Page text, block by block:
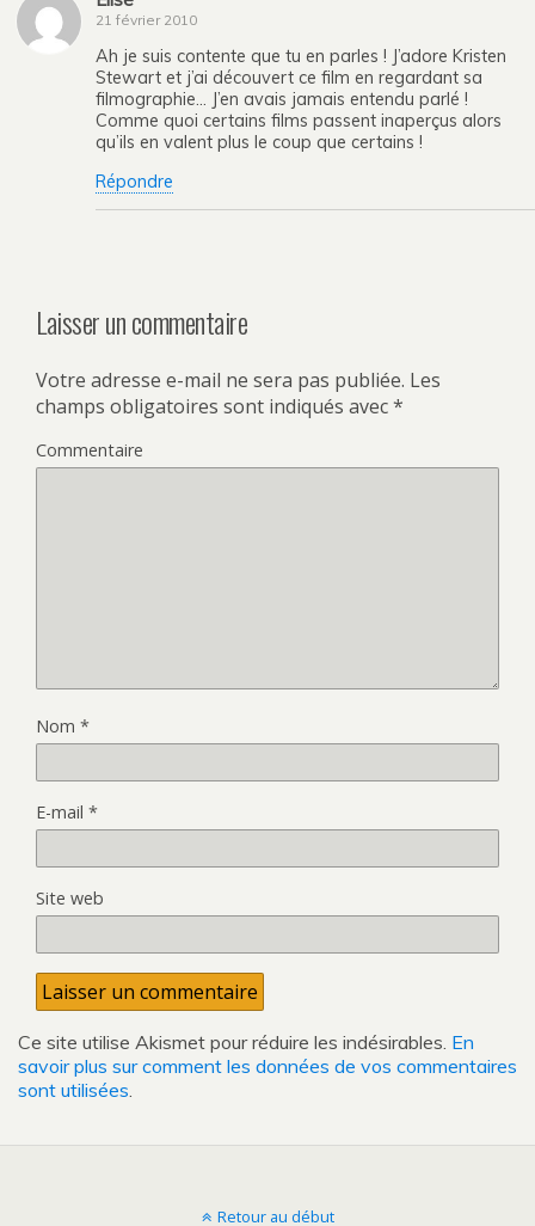
21 février 2010
Ah je suis contente que tu en parles ! J’adore Kristen
Stewart et j’ai découvert ce film en regardant sa
filmographie… J’en avais jamais entendu parlé !
Comme quoi certains films passent inaperçus alors
qu’ils en valent plus le coup que certains !
Répondre
Laisser un commentaire
Votre adresse e-mail ne sera pas publiée. Les
champs obligatoires sont indiqués avec*
Commentaire
Nom *
E-mail *
Site web
Ce site utilise Akismet pour réduire les indésirables. En
savoir plus sur comment les données de vos commentaires
sont utilisées
Retour au début